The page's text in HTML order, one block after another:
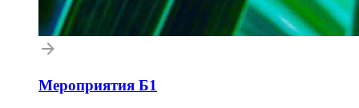
Мероприятия Б1